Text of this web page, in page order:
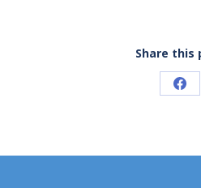
Share this